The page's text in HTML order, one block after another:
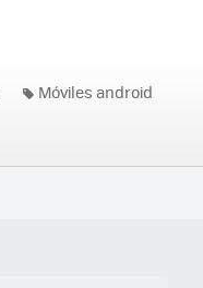
Móviles android